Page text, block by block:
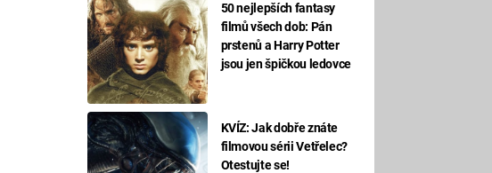
50 nejlepších fantasy
filmů všech dob: Pán
prstenů a Harry Potter
jsou jen špičkou ledovce
KVÍZ: Jak dobře znáte
filmovou sérii Vetřelec?
Otestujte se!